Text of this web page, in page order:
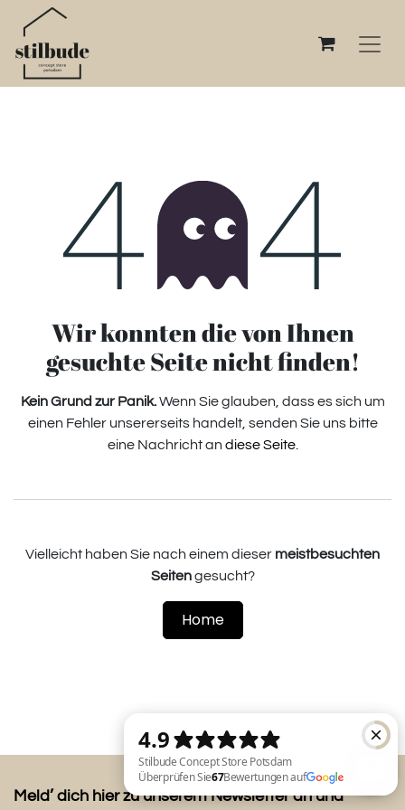
Fehler 404
Wir konnten die von Ihnen
gesuchte Seite nicht finden!
Kein Grund zur Panik.Wenn Sie glauben, dass es sich um
einen Fehler unsererseits handelt, senden Sie uns bitte
eine Nachricht an diese Seite.
Vielleicht haben Sie nach einem dieser meistbesuchten
Seitengesucht?
Home
Meld’ dich hier zu unserem Newsletter an und